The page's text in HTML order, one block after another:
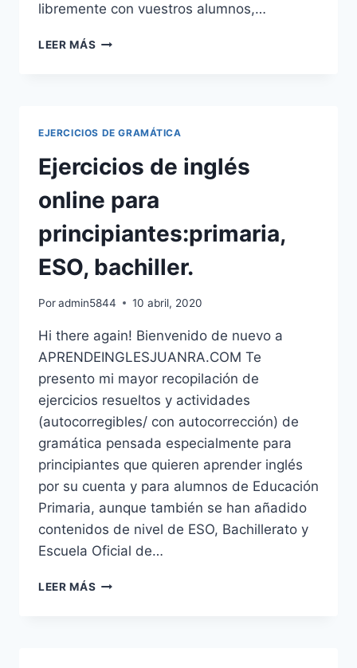
libremente con vuestros alumnos,…
LEER MÁS LECCIONES
EJERCICIOS DE GRAMÁTICA
Ejercicios de inglés
online para
principiantes:primaria,
ESO, bachiller.
Poradmin5844 10 abril, 2020
Hi there again! Bienvenido de nuevo a
APRENDEINGLESJUANRA.COM Te
presento mi mayor recopilación de
ejercicios resueltos y actividades
(autocorregibles/ con autocorrección) de
gramática pensada especialmente para
principiantes que quieren aprender inglés
por su cuenta y para alumnos de Educación
Primaria, aunque también se han añadido
contenidos de nivel de ESO, Bachillerato y
Escuela Oficial de…
LEER MÁS EJERCICIOS